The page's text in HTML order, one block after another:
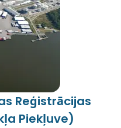
Reģistrācijas
Piekļuve)